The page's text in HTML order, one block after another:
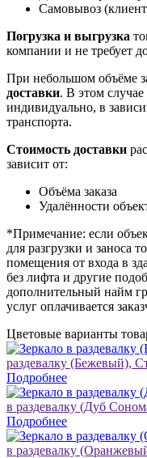
Самовывоз
Погрузка и выгрузка
компании и не требует
При небольшом объёме
доставки. В этом случае
индивидуально, в
транспорта.
Стоимость доставки
зависит от:
Объёма заказа
Удалённости
*Примечание: если
для разгрузки и заноса
помещения от входа в
без лифта и другие
дополнительный найм
услуг оплачивается
Цветовые варианты
раздевалку (Бежевый),
Подробнее
в раздевалку (Дуб
Подробнее
в раздевалку